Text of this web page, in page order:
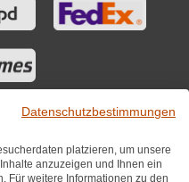
Datenschutzbestimmungen
platzieren, um unsere
anzuzeigen und Ihnen ein
Für weitere Informationen zu den